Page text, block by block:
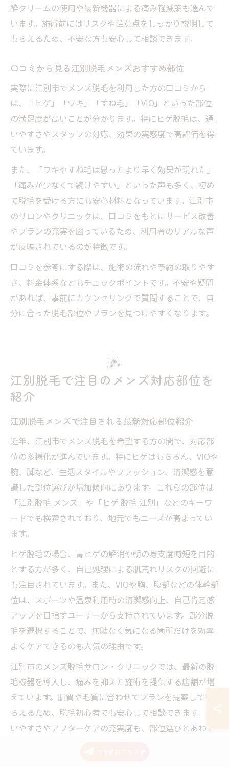
酔クリームの使用や最新機器による痛み軽減策も進んで
います。施術前にはリスクや注意点をしっかり説明して
もらえるため、不安な方も安心して相談できます。
口コミから見る江別脱毛メンズおすすめ部位
実際に江別市でメンズ脱毛を利用した方の口コミから
は、「ヒゲ」「ワキ」「すね毛」「VIO」といった部位
の満足度が高いことが分かります。特にヒゲ脱毛は、通
いやすさやスタッフの対応、効果の実感度で高評価を得
ています。
また、「ワキやすね毛は思ったより早く効果が現れた」
「痛みが少なくて続けやすい」といった声も多く、初め
て脱毛を受ける方にも安心材料となっています。江別市
のサロンやクリニックは、口コミをもとにサービス改善
やプランの充実を図っているため、利用者のリアルな声
が反映されているのが特徴です。
口コミを参考にする際は、施術の流れや予約の取りやす
さ、料金体系などもチェックポイントです。不安や疑問
があれば、事前にカウンセリングで質問することで、自
分に合った脱毛部位やプランを見つけやすくなります。
江別脱毛で注目のメンズ対応部位を
紹介
江別脱毛メンズで注目される最新対応部位紹介
近年、江別市でメンズ脱毛を希望する方の間で、対応部
位の多様化が進んでいます。特にヒゲはもちろん、VIOや
腕、脚など、生活スタイルやファッション、清潔感を意
識した部位選びが増加傾向にあります。これらの部位は
「江別脱毛 メンズ」や「ヒゲ 脱毛 江別」などのキーワ
ードでも検索されており、地元でもニーズが高まってい
ます。
ヒゲ脱毛の場合、青ヒゲの解消や朝の身支度時短を目的
とする方が多く、自己処理による肌荒れリスクの回避に
も注目されています。また、VIOや胸、腹部などの体幹部
位は、スポーツや温泉利用時の清潔感向上、自己肯定感
アップを目指すユーザーから支持されています。部分脱
毛を選択することで、無駄なく気になる箇所だけを効率
よくケアできるのも人気の理由です。
江別市のメンズ脱毛サロン・クリニックでは、最新の脱
毛機器を導入し、痛みを抑えた施術を提供する店舗が増
えています。肌質や毛質に合わせてプランを提案しても
らえるため、脱毛初心者でも安心して相談できます。通
いやすさやアフターケアの充実度も、部位選びとあわせ